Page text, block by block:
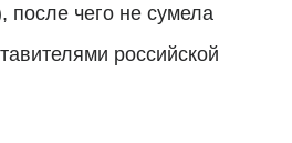
после чего не сумела
российской